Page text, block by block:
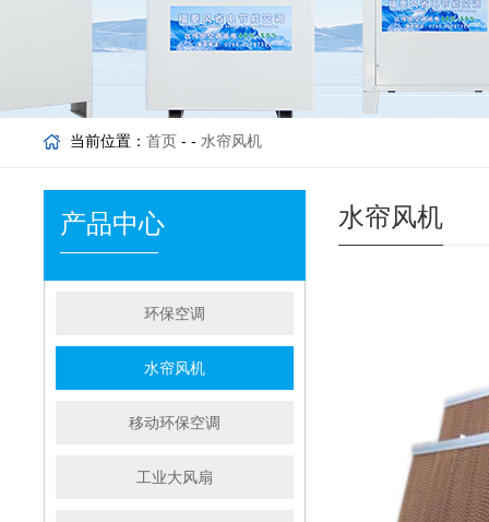
当前位置： 首页 - - 水帘风机
产品中心
环保空调
水帘风机
移动环保空调
工业大风扇
水帘风机